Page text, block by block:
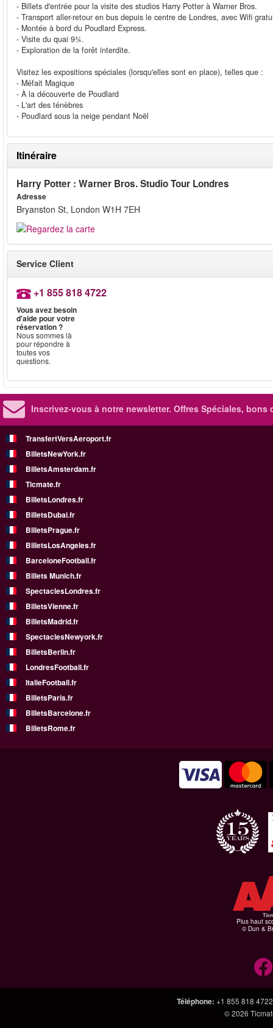
- Billets d'entrée pour la visite des studios Harry Potter à Warner Bros.
- Transport aller-retour en bus depuis le centre de Londres, avec Wifi
- Montée à bord du Poudlard Express.
- Visite du quai 9¾.
- Exploration de la forêt interdite.
Visitez les expositions spéciales (lorsqu'elles sont en place), telles que :
- Méfait Magique
- À la découverte de Poudlard
- L'art des ténèbres
- Poudlard sous la neige pendant Noël
Itinéraire
Harry Potter : Warner Bros. Studio Tour Londres
Adresse
Bryanston St, London W1H 7EH
Service Client
+1 855 818 4722
Vous avez besoin
d'aide pour votre
réservation ?
Nous sommes là
pour répondre à
toutes vos
questions.
Inscrivez-vous à notre newsletter. Offres Spéciales, bons
TransfertVersAeroport.fr
BilletsNewYork.fr
BilletsAmsterdam.fr
Ticmate.fr
BilletsLondres.fr
BilletsDubai.fr
BilletsPrague.fr
BilletsLosAngeles.fr
BarceloneFootball.fr
Billets Munich.fr
SpectaclesLondres.fr
BilletsVienne.fr
BilletsMadrid.fr
SpectaclesNewyork.fr
BilletsBerlin.fr
LondresFootball.fr
ItalieFootball.fr
BilletsParis.fr
BilletsBarcelone.fr
BilletsRome.fr
Plus haut
© Dun &
Téléphone: +1 855 818 4722
© 2026